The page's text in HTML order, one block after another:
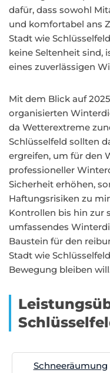
dafür, dass sowohl
und komfortabel ans
Stadt wie
keine Seltenheit sind,
eines zuverlässigen
Mit dem Blick auf
organisierten
da Wetterextreme
Schlüsselfeld sollten
ergreifen, um für den
professioneller
Sicherheit erhöhen,
Haftungsrisiken zu
Kontrollen bis hin zur
umfassendes
Baustein für den
Stadt wie
Bewegung bleiben
Schneeräumung